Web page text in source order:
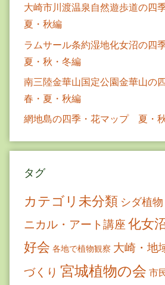
大崎市川渡温泉自然遊歩道の四
夏・秋編
ラムサール条約湿地化女沼の四
夏・秋・冬編
南三陸金華山国定公園金華山の
春・夏・秋編
網地島の四季・花マップ 夏・
タグ
カテゴリ未分類 シダ植
ニカル・アート講座 化女
好会 各地で植物観察 大崎・地
づくり 宮城植物の会 市